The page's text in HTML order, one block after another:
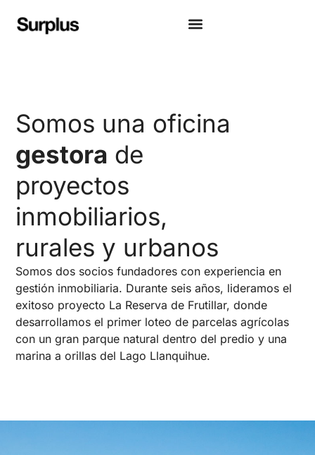
Somos una oficina
gestora de
proyectos
inmobiliarios,
rurales y urbanos
Somos dos socios fundadores con experiencia en
gestión inmobiliaria. Durante seis años, lideramos el
exitoso proyecto La Reserva de Frutillar, donde
desarrollamos el primer loteo de parcelas agrícolas
con un gran parque natural dentro del predio y una
marina a orillas del Lago Llanquihue.